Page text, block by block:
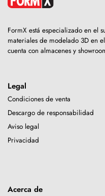
FormX está especializado en el
materiales de modelado 3D en
cuenta con almacenes y
Legal
Condiciones de venta
Descargo de responsabilidad
Aviso legal
Privacidad
Acerca de